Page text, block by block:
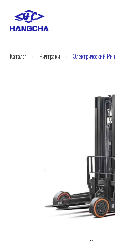
Каталог → Ричтраки → Электрический